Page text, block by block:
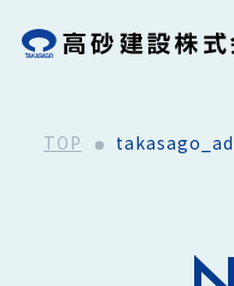
TOP